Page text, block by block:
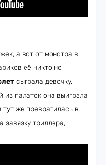
а вот от монстра в
её никто не
сыграла девочку,
из палаток она выиграла
тут же превратилась в
завязку триллера,